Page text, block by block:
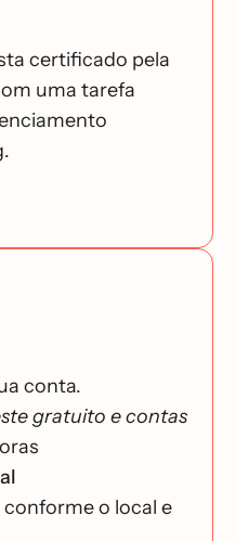
certificado pela
uma tarefa
conta.
gratuito e contas
o local e